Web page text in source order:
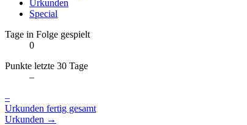
Urkunden
Special
Tage in Folge gespielt
0
Punkte letzte 30 Tage
–
–
Urkunden fertig gesamt
Urkunden →